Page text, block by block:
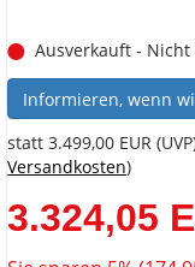
Ausverkauft -
Informieren, wenn
statt 3.499,00 EUR (UVP
Versandkosten)
3.324,05